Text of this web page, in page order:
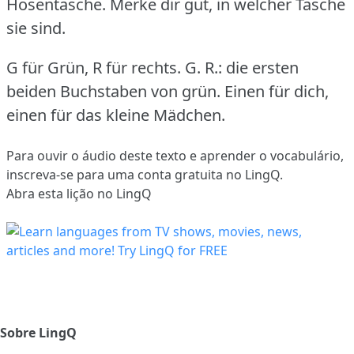
Hosentasche. Merke dir gut, in welcher Tasche
sie sind.
G für Grün, R für rechts. G. R.: die ersten
beiden Buchstaben von grün. Einen für dich,
einen für das kleine Mädchen.
Para ouvir o áudio deste texto e aprender o vocabulário,
inscreva-se para uma conta gratuita no LingQ.
Abra esta lição no LingQ
Sobre LingQ